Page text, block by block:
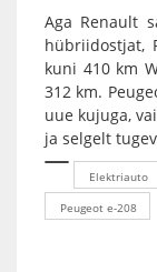
Aga Renault
hübriidostjat,
kuni 410 km
312 km.
uue kujuga,
ja selgelt
Elektriauto
Peugeot e-208